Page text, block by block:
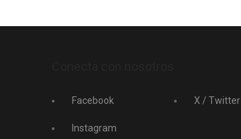
Facebook
Instagram
X / Twitter